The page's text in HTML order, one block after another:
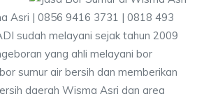
Asri | 0856 9416 3731 | 0818 493
sudah melayani sejak tahun 2009
yang ahli melayani bor
sumur air bersih dan memberikan
daerah Wisma Asri dan area